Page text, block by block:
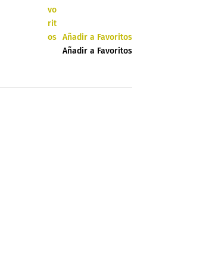
Añadir a Favoritos
Añadir a Favoritos